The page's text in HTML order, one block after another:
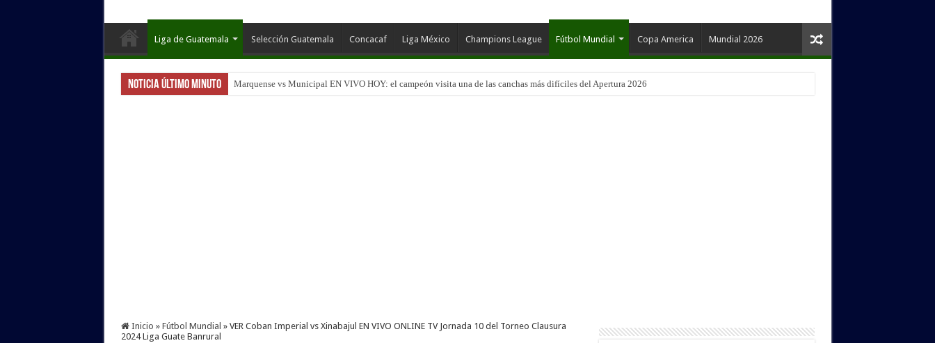
Liga de Guatemala Selección Guatemala Concacaf Liga México Champions League Fútbol Mundial Copa America Mundial 2026
Noticia Último Minuto Marquense vs Municipal EN VIVO HOY: el campeón visita una de las canchas más difíciles del Apertura 2026
Guastatoya vs Malacateco EN VIVO: duelo de candidatos que promete emociones en la Jornada 2 del Apertura 2026
Inicio » Fútbol Mundial » VER Coban Imperial vs Xinabajul EN VIVO ONLINE TV Jornada 10 del Torneo Clausura
2024 Liga Guate Banrural